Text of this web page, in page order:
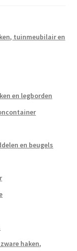
tuinmeubilair en
en legborden
en beugels
haken,